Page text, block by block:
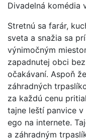
Divadelná komédia
Stretnú sa farár,
sveta a snažia sa
výnimočným
zapadnutej obci
očakávaní. Aspoň
záhradných
za každú cenu
tajne leští panvice
ego na internete.
a záhradným